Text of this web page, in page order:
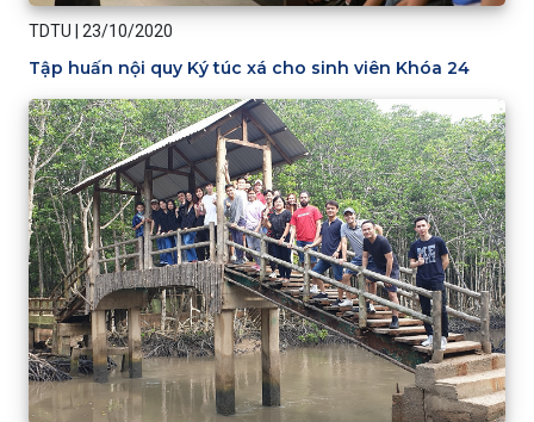
TDTU | 23/10/2020
Tập huấn nội quy Ký túc xá cho sinh viên Khóa 24